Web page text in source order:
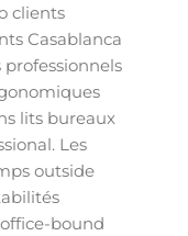
clients
Casablanca
lits bureaux
Les
outside
bound